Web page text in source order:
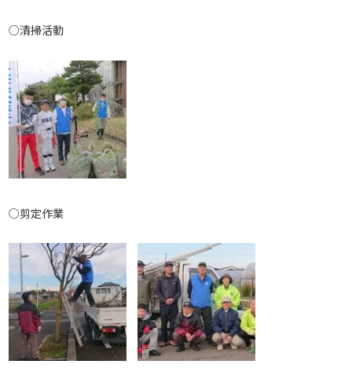
○清掃活動
○剪定作業